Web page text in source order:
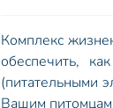
Комплекс
обеспечить,
(питательными
Вашим питомцам